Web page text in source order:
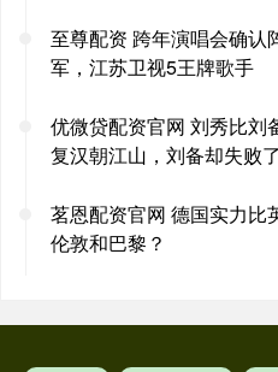
至尊配资 跨年演唱会确认
军，江苏卫视5王牌歌手
优微贷配资官网 刘秀比刘
复汉朝江山，刘备却失败
茗恩配资官网 德国实力比
伦敦和巴黎？